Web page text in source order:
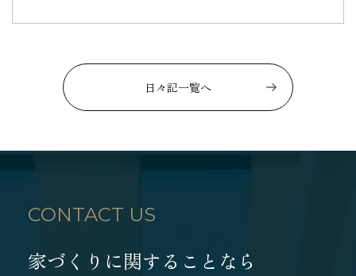
日々記一覧へ
CONTACT US
家づくりに関することなら